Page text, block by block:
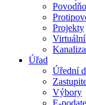
Projekty
Úřad
Úřední
Výbory
E-